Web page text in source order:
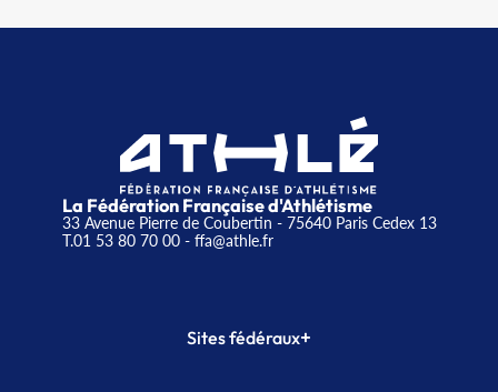
La Fédération Française d'Athlétisme
33 Avenue Pierre de Coubertin - 75640 Paris Cedex 13
T.01 53 80 70 00- ffa@athle.fr
Sites fédéraux+